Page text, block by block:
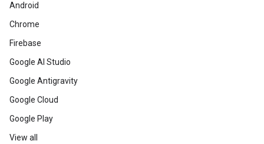
Android
Chrome
Firebase
Google AI Studio
Google Antigravity
Google Cloud
Google Play
View all